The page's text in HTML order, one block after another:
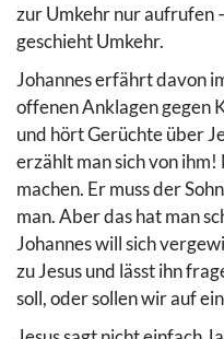
zur Umkehr nur aufrufen
geschieht Umkehr.
Johannes erfährt davon
offenen Anklagen gegen
und hört Gerüchte über
erzählt man sich von
machen. Er muss der
man. Aber das hat man
Johannes will sich
zu Jesus und lässt ihn
soll, oder sollen wir auf